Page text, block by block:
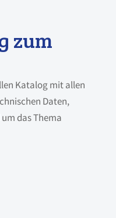
zum
Katalog mit allen
Daten,
das Thema